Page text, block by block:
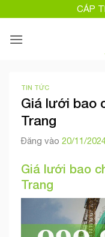
qua
nội
CÁP
TIN TỨC
Giá lưới bao
Trang
Đăng vào 20/11/
Giá lưới bao
Trang